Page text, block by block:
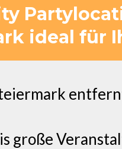
ideal für
große